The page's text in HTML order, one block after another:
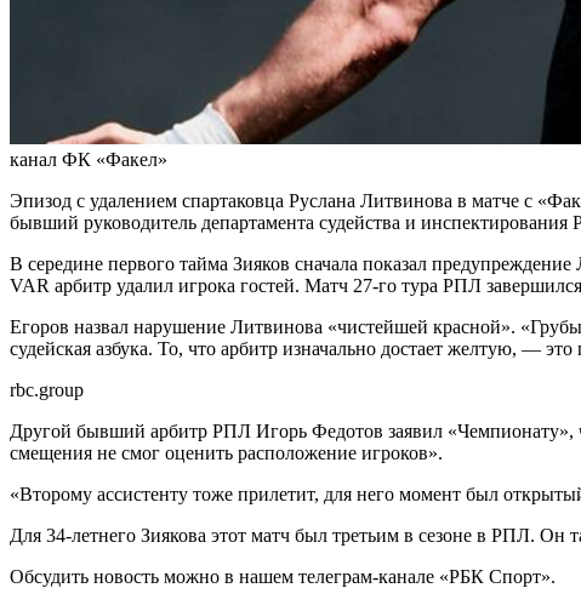
канал ФК «Факел»
Эпизод с удалением спартаковца Руслана Литвинова в матче с
бывший руководитель департамента судейства и
В середине первого тайма Зияков сначала показал
VAR арбитр удалил игрока гостей. Матч 27-го тура РПЛ
Егоров назвал нарушение Литвинова «чистейшей красной».
судейская азбука. То, что арбитр изначально достает желтую, —
rbc.group
Другой бывший арбитр РПЛ Игорь Федотов заявил «Чемпионату»,
смещения не смог оценить расположение игроков».
«Второму ассистенту тоже прилетит, для него момент был
Для 34-летнего Зиякова этот матч был третьим в сезоне в РПЛ. Он
Обсудить новость можно в нашем телеграм-канале «РБК Спорт».